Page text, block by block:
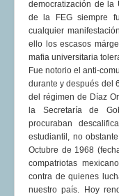
democratización de la
de la FEG siempre
cualquier
ello los escasos
mafia universitaria
Fue notorio el anti-
durante y después del
del régimen de Díaz
la Secretaría de
procuraban
estudiantil, no
Octubre de 1968
compatriotas
contra de quienes
nuestro país. Hoy